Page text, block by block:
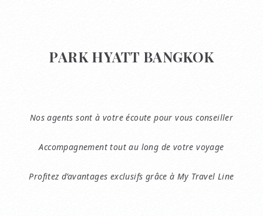
PARK HYATT BANGKOK
Nos agents sont à votre écoute pour vous conseiller
Accompagnement tout au long de votre voyage
Profitez d’avantages exclusifs grâce à My Travel Line